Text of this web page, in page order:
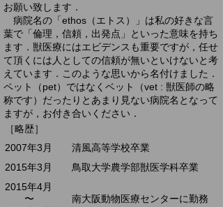
お願い致します．
病院名の「ethos（エトス）」は私の好きな言
葉で「倫理，信頼，出発点」といった意味を持ち
ます．獣医療にはエビデンスも重要ですが，任せ
て頂くには人としての信頼が無いといけないと考
えています．このような思いから名付けました．
ペット（pet）ではなくベット（vet : 獣医師の略
称です）だったりとあまり見ない病院名となって
ますが，お付き合いください．
​［略歴］
2007年3月 清風高等学校卒業​
2015年3月 鳥取大学農学部獣医学科卒業
2015年4月
〜 南大阪動物医療センターに勤務